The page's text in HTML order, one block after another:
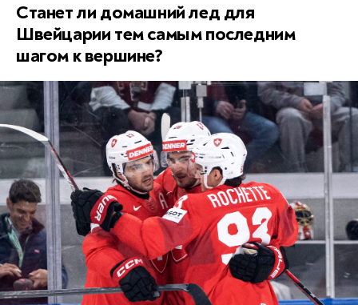
Станет ли домашний лед для
Швейцарии тем самым последним
шагом к вершине?